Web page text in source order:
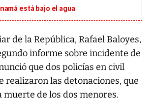
está bajo el agua
de la República, Rafael Baloyes,
informe sobre incidente de
que dos policías en civil
realizaron las detonaciones, que
muerte de los dos menores.